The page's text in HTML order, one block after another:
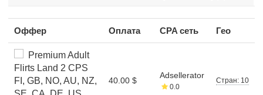
Оффер Оплата CPA сеть Гео
Premium Adult
Flirts Land 2 CPS
FI, GB, NO, AU, NZ,
40.00 $
Adsellerator
0.0
Стран: 10